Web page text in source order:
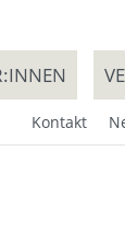
Kontakt